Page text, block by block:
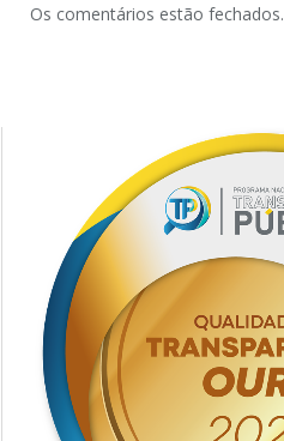
Os comentários estão fechados.